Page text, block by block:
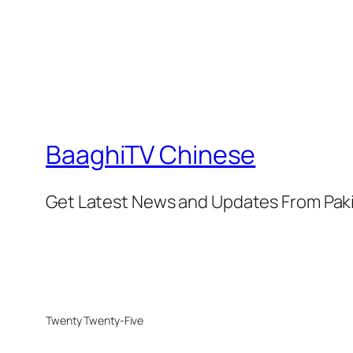
BaaghiTV Chinese
Get Latest News and Updates From
Twenty Twenty-Five